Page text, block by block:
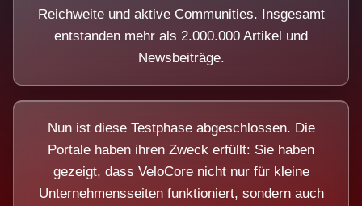
Reichweite und aktive Communities. Insgesamt
entstanden mehr als 2.000.000 Artikel und
Newsbeiträge.
Nun ist diese Testphase abgeschlossen. Die
Portale haben ihren Zweck erfüllt: Sie haben
gezeigt, dass VeloCore nicht nur für kleine
Unternehmensseiten funktioniert, sondern auch